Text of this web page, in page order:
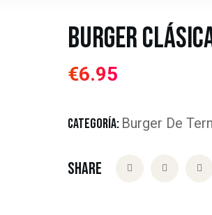
Burger
€6.95
CATEGORÍA: Burger De
Share